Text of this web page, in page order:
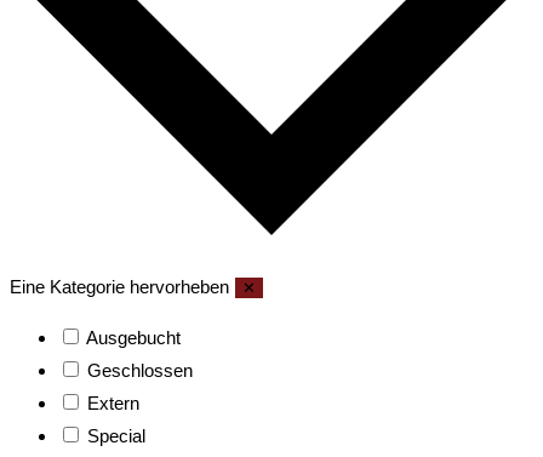
Eine Kategorie hervorheben ✕
Ausgebucht
Geschlossen
Extern
Special